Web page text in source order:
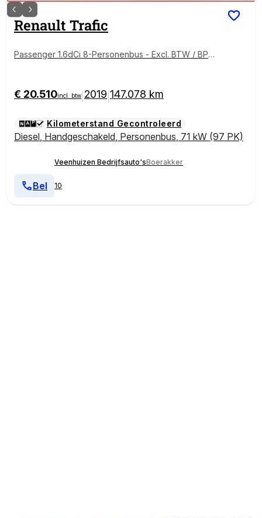
Renault Trafic
Passenger 1.6dCi 8-Personenbus - Excl. BTW / BPM
€ 20.510incl. btw 2019 147.078 km
Kilometerstand Gecontroleerd
Diesel, Handgeschakeld, Personenbus, 71 kW (97 PK)
Veenhuizen Bedrijfsauto'sBoerakker
10
Bel